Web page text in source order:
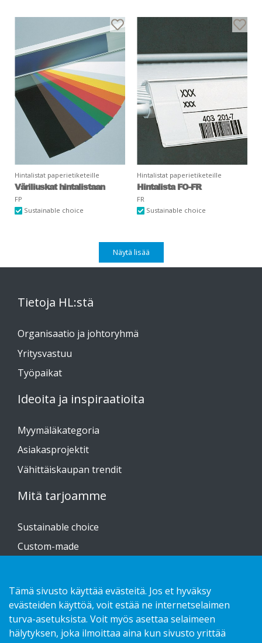
Hintalistat paperietiketeille
Väriliuskat hintalistaan
FP
Sustainable choice
Hintalistat paperietiketeille
Hintalista FO-FR
FR
Sustainable choice
Näytä lisää
Tietoja HL:stä
Organisaatio ja johtoryhmä
Yritysvastuu
Työpaikat
Ideoita ja inspiraatioita
Myymäläkategoria
Asiakasprojektit
Vähittäiskaupan trendit
Mitä tarjoamme
Sustainable choice
Custom-made
Kuvasto
Ota yhteyttä!
Tämä sivusto käyttää evästeitä. Jos et hyväksy
evästeiden käyttöä, voit estää ne internetselaimen
turva-asetuksista. Voit myös asettaa selaimeen
hälytyksen, joka ilmoittaa aina kun sivusto yrittää